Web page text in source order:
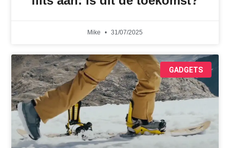
Mike 31/07/2025
GADGETS